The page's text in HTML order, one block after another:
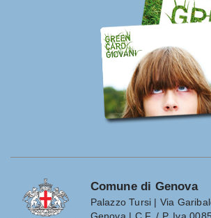
Comune di Genova
Palazzo Tursi | Via